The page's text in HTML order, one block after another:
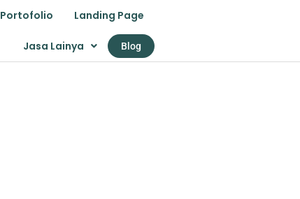
Portofolio Landing Page
Jasa Lainya Blog